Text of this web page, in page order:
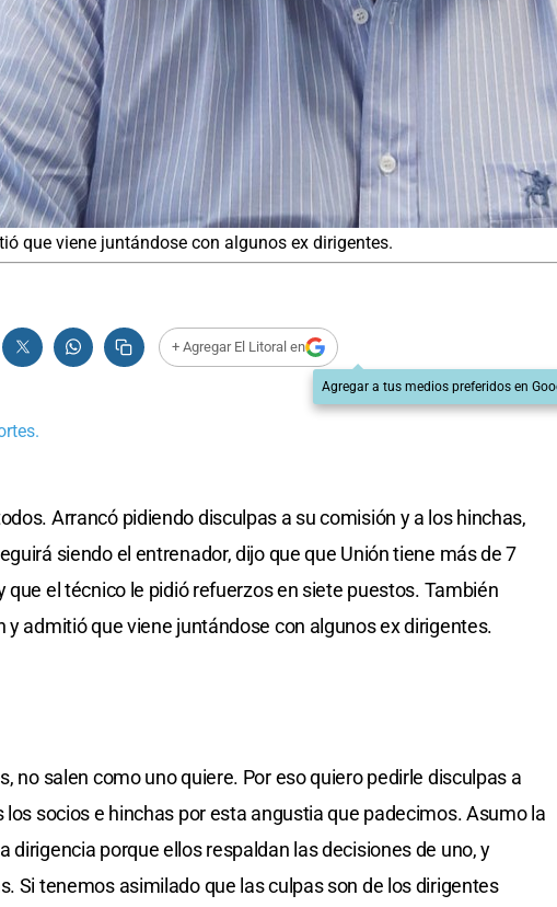
que viene juntándose con algunos ex dirigentes.
+ Agregar El Litoral en
Agregar a tus medios preferidos en
Arrancó pidiendo disculpas a su comisión y a los hinchas,
siendo el entrenador, dijo que que Unión tiene más de 7
que el técnico le pidió refuerzos en siete puestos. También
y admitió que viene juntándose con algunos ex dirigentes.
no salen como uno quiere. Por eso quiero pedirle disculpas a
socios e hinchas por esta angustia que padecimos. Asumo la
dirigencia porque ellos respaldan las decisiones de uno, y
Si tenemos asimilado que las culpas son de los dirigentes